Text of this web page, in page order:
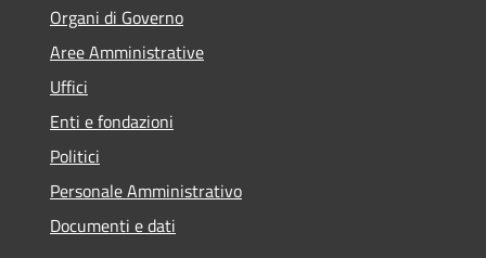
Organi di Governo
Aree Amministrative
Uffici
Enti e fondazioni
Politici
Personale Amministrativo
Documenti e dati